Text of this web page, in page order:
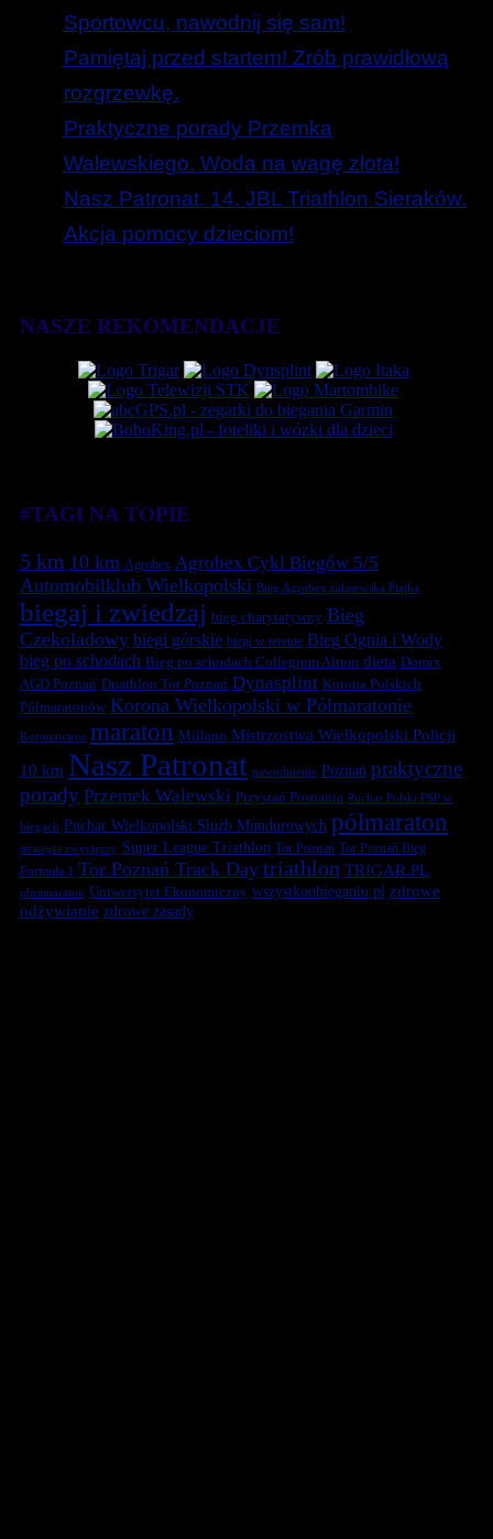
Sportowcu, nawodnij się sam!
Pamiętaj przed startem! Zrób prawidłową
rozgrzewkę.
Praktyczne porady Przemka
Walewskiego. Woda na wagę złota!
Nasz Patronat. 14. JBL Triathlon Sieraków.
Akcja pomocy dzieciom!
NASZE REKOMENDACJE
#TAGI NA TOPIE
5 km 10 km Agrobex Agrobex Cykl Biegów 5/5
Automobilklub Wielkopolski Bieg Agrobex zalasewska Piątka
biegaj i zwiedzaj bieg charytatywny Bieg
Czekoladowy biegi górskie biegi w terenie Bieg Ognia i Wody
bieg po schodach Bieg po schodach Collegium Altum dieta Domix
AGD Poznań Duathlon Tor Poznań Dynasplint Korona Polskich
Półmaratonów Korona Wielkopolski w Półmaratonie
Koronawirus maraton Millano Mistrzostwa Wielkopolski Policji
10 km Nasz Patronat nawodnienie Poznań praktyczne
porady Przemek Walewski Przystań Posnania Puchar Polski PSP w
biegach Puchar Wielkopolski Służb Mundurowych półmaraton
strategia zwycięzcy Super League Triathlon Tor Poznań Tor Poznań Bieg
Formuła 1 Tor Poznań Track Day triathlon TRIGAR.PL
ultramaraton Uniwersytet Ekonomiczny wszystkoobieganiu.pl zdrowe
odżywianie zdrowe zasady